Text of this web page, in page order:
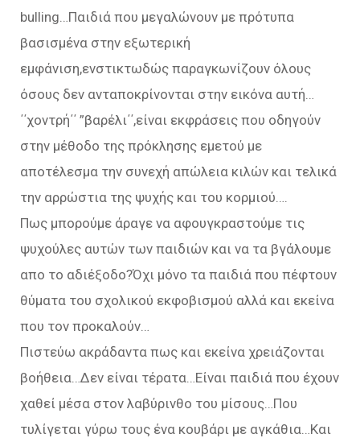
bulling…Παιδιά που μεγαλώνουν με πρότυπα
βασισμένα στην εξωτερική
εμφάνιση,ενστικτωδώς παραγκωνίζουν όλους
όσους δεν ανταποκρίνονται στην εικόνα αυτή…
΄΄χοντρή΄΄ ”βαρέλι΄΄,είναι εκφράσεις που οδηγούν
στην μέθοδο της πρόκλησης εμετού με
αποτέλεσμα την συνεχή απώλεια κιλών και τελικά
την αρρώστια της ψυχής και του κορμιού….
Πως μπορούμε άραγε να αφουγκραστούμε τις
ψυχούλες αυτών των παιδιών και να τα βγάλουμε
απο το αδιέξοδο?Όχι μόνο τα παιδιά που πέφτουν
θύματα του σχολικού εκφοβισμού αλλά και εκείνα
που τον προκαλούν…
Πιστεύω ακράδαντα πως και εκείνα χρειάζονται
βοήθεια…Δεν είναι τέρατα…Είναι παιδιά που έχουν
χαθεί μέσα στον λαβύρινθο του μίσους…Που
τυλίγεται γύρω τους ένα κουβάρι με αγκάθια…Και